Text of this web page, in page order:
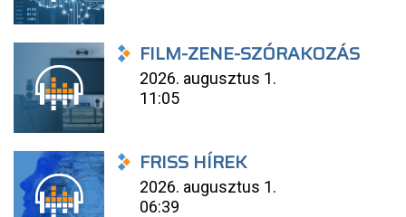
FILM-ZENE-SZÓRAKOZÁS
2026. augusztus 1.
11:05
FRISS HÍREK
2026. augusztus 1.
06:39